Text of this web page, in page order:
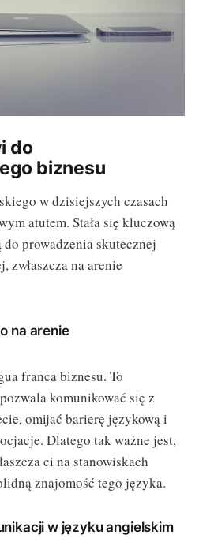
do
biznesu
w dzisiejszych czasach
atutem. Stała się kluczową
prowadzenia skutecznej
zwłaszcza na arenie
na arenie
franca biznesu. To
komunikować się z
omijać barierę językową i
Dlatego tak ważne jest,
ci na stanowiskach
znajomość tego języka.
w języku angielskim